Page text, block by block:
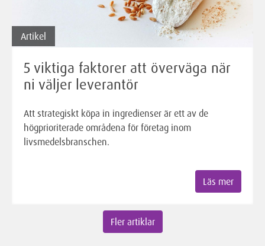
Artikel
5 viktiga faktorer att överväga när
ni väljer leverantör
Att strategiskt köpa in ingredienser är ett av de
högprioriterade områdena för företag inom
livsmedelsbranschen.
Läs mer
Fler artiklar